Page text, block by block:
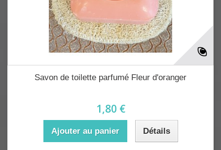
Savon de toilette parfumé Fleur d'oranger
1,80 €
Ajouter au panier Détails